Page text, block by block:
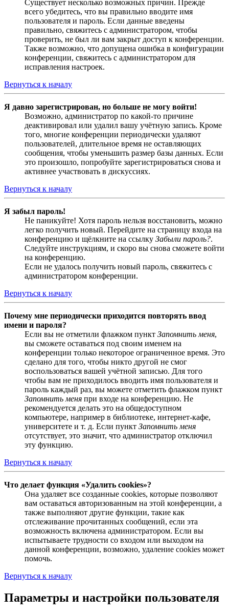
Существует несколько возможных причин. Прежде
всего убедитесь, что вы правильно вводите имя
пользователя и пароль. Если данные введены
правильно, свяжитесь с администратором, чтобы
проверить, не был ли вам закрыт доступ к конференции.
Также возможно, что допущена ошибка в конфигурации
конференции, свяжитесь с администратором для
исправления настроек.
Вернуться к началу
Я давно зарегистрирован, но больше не могу войти!
Возможно, администратор по какой-то причине
деактивировал или удалил вашу учётную запись. Кроме
того, многие конференции периодически удаляют
пользователей, длительное время не оставляющих
сообщения, чтобы уменьшить размер базы данных. Если
это произошло, попробуйте зарегистрироваться снова и
активнее участвовать в дискуссиях.
Вернуться к началу
Я забыл пароль!
Не паникуйте! Хотя пароль нельзя восстановить, можно
легко получить новый. Перейдите на страницу входа на
конференцию и щёлкните на ссылку Забыли пароль?.
Следуйте инструкциям, и скоро вы снова сможете войти
на конференцию.
Если не удалось получить новый пароль, свяжитесь с
администратором конференции.
Вернуться к началу
Почему мне периодически приходится повторять ввод
имени и пароля?
Если вы не отметили флажком пункт Запомнить меня,
вы сможете оставаться под своим именем на
конференции только некоторое ограниченное время. Это
сделано для того, чтобы никто другой не смог
воспользоваться вашей учётной записью. Для того
чтобы вам не приходилось вводить имя пользователя и
пароль каждый раз, вы можете отметить флажком пункт
Запомнить меня при входе на конференцию. Не
рекомендуется делать это на общедоступном
компьютере, например в библиотеке, интернет-кафе,
университете и т. д. Если пункт Запомнить меня
отсутствует, это значит, что администратор отключил
эту функцию.
Вернуться к началу
Что делает функция «Удалить cookies»?
Она удаляет все созданные cookies, которые позволяют
вам оставаться авторизованным на этой конференции, а
также выполняют другие функции, такие как
отслеживание прочитанных сообщений, если эта
возможность включена администратором. Если вы
испытываете трудности со входом или выходом на
данной конференции, возможно, удаление cookies может
помочь.
Вернуться к началу
Параметры и настройки пользователя